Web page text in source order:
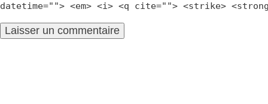
datetime=""> <em> <i> <q cite=""> <strike>